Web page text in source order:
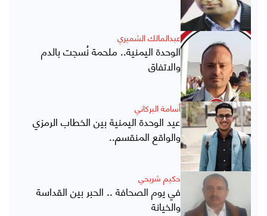
عبدالمالك الشميري
الوحدة اليمنية.. ملحمة نُسجت بالدم
والاتفاق
أسامة البركاني
عيد الوحدة اليمنية بين الخطاب الرمزي
والواقع المنقسم..
حكيم شريحي
في يوم الصحافة .. الحبر بين القداسة
والخيانة